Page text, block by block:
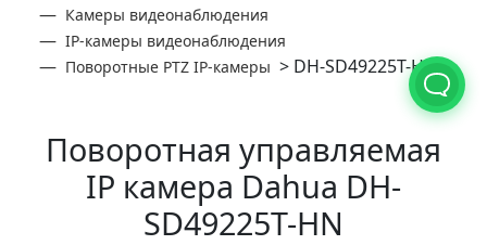
Камеры видеонаблюдения
IP-камеры видеонаблюдения
Поворотные PTZ IP-камеры > DH-SD49225T-HN
Поворотная управляемая
IP камера Dahua DH-
SD49225T-HN